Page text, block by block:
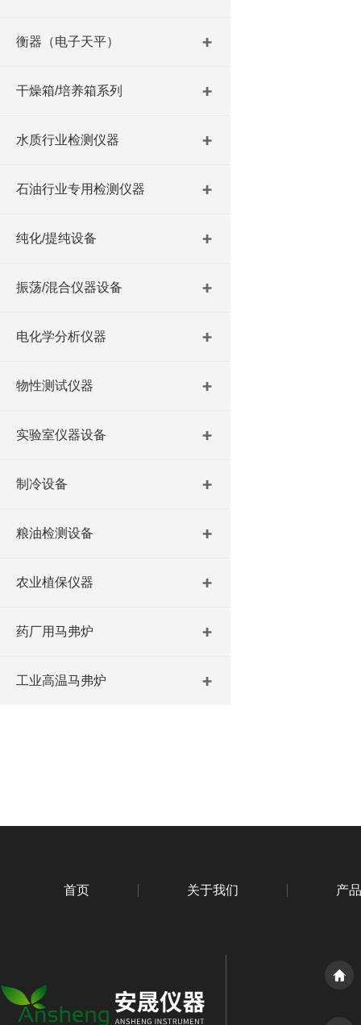
衡器（电子天平）
干燥箱/培养箱系列
水质行业检测仪器
石油行业专用检测仪器
纯化/提纯设备
振荡/混合仪器设备
电化学分析仪器
物性测试仪器
实验室仪器设备
制冷设备
粮油检测设备
农业植保仪器
药厂用马弗炉
工业高温马弗炉
首页 关于我们 产